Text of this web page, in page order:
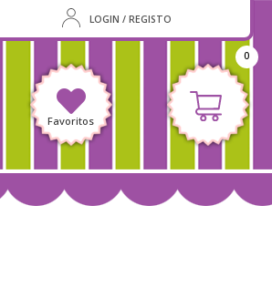
LOGIN / REGISTO
Favoritos
0